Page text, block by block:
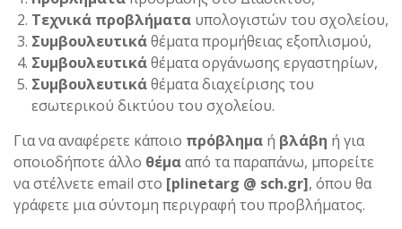
Τεχνικά προβλήματα υπολογιστών του σχολείου,
Συμβουλευτικάθέματα προμήθειας εξοπλισμού,
Συμβουλευτικάθέματα οργάνωσης εργαστηρίων,
Συμβουλευτικάθέματα διαχείρισης του
εσωτερικού δικτύου του σχολείου.
Για να αναφέρετε κάποιο πρόβλημα ή βλάβη ή για
οποιοδήποτε άλλο θέμααπό τα παραπάνω, μπορείτε
να στέλνετε email στο [plinetarg @ sch.gr], όπου θα
γράφετε μια σύντομη περιγραφή του προβλήματος.